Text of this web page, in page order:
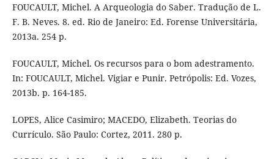
FOUCAULT, Michel. A Arqueologia do Saber. Tradução de L.
F. B. Neves. 8. ed. Rio de Janeiro: Ed. Forense Universitária,
2013a. 254 p.
FOUCAULT, Michel. Os recursos para o bom adestramento.
In: FOUCAULT, Michel. Vigiar e Punir. Petrópolis: Ed. Vozes,
2013b. p. 164-185.
LOPES, Alice Casimiro; MACEDO, Elizabeth. Teorias do
Currículo. São Paulo: Cortez, 2011. 280 p.